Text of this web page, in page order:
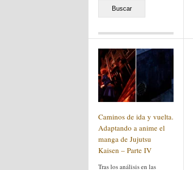
Jacquelineen
de la Alhambra» y la
reinvención de un género
Yissen
«Recuerdos de la
Alhambra» y la reinvención
de un género
Oscar Darío Rivero Gálvez
Japón conquista Okinawa
de Kutani
Name * en «Recuerdos de
la Alhambra» y la
reinvención de un género
Caminos de ida y vuelta.
Adaptando a anime el
manga de Jujutsu
Kaisen – Parte IV
Tras los análisis en las